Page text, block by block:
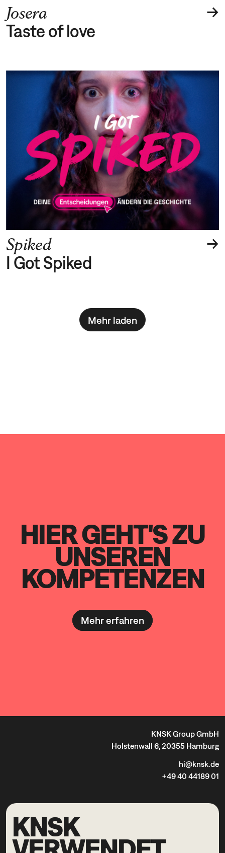
KNSK
→
Josera
Taste of love
→
Spiked
I Got Spiked
Mehr laden
HIER GEHT'S ZU
UNSEREN
KOMPETENZEN
Mehr erfahren
KNSK Group GmbH
Holstenwall 6, 20355 Hamburg
hi@knsk.de
+49 40 44189 01